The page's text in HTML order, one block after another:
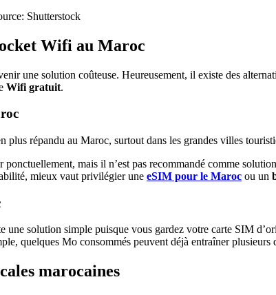
Shutterstock
Wifi au Maroc
une solution coûteuse. Heureusement, il existe des
Wifi gratuit.
plus répandu au Maroc, surtout dans les grandes villes
mais il n’est pas recommandé comme
mieux vaut privilégier une eSIM pour le Maroc ou un
une solution simple puisque vous gardez votre carte SIM
quelques Mo consommés peuvent déjà entraîner plusieurs
marocaines